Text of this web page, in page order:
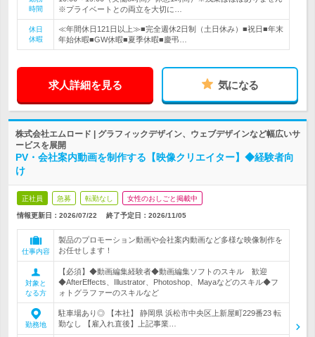
時間
※プライベートとの両立を大切に…
休日
休暇
≪年間休日121日以上≫■完全週休2日制（土日休み）■祝日■年末
年始休暇■GW休暇■夏季休暇■慶弔…
求人詳細を見る 気になる
株式会社エムロード | グラフィックデザイン、ウェブデザインなど幅広いサ
ービスを展開
PV・会社案内動画を制作する【映像クリエイター】◆経験者向
け
正社員 急募 転勤なし 女性のおしごと掲載中
情報更新日：2026/07/22 終了予定日： 2026/11/05
仕事内容
製品のプロモーション動画や会社案内動画など多様な映像制作を
お任せします！
対象と
なる方
【必須】◆動画編集経験者◆動画編集ソフトのスキル 歓迎
◆AfterEffects、Illustrator、Photoshop、Mayaなどのスキル◆フ
ォトグラファーのスキルなど
勤務地
駐車場あり◎ 【本社】 静岡県 浜松市中央区上新屋町229番23 転
勤なし 【雇入れ直後】上記事業…